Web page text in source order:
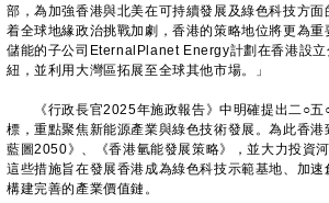
部，為加強香港與北美在可持續發展及綠色科技方
着全球地緣政治挑戰加劇，香港的策略地位將更為
儲能的子公司EternalPlanet Energy計劃在香港設立
紐，並利用大灣區拓展至全球其他市場。」
《行政長官2025年施政報告》中明確提出二○五○
標，重點聚焦新能源產業與綠色技術發展。為此香
藍圖2050》、《香港氫能發展策略》，並大力投資
這些措施旨在發展香港成為綠色科技示範基地、加
構建完善的產業價值鏈。